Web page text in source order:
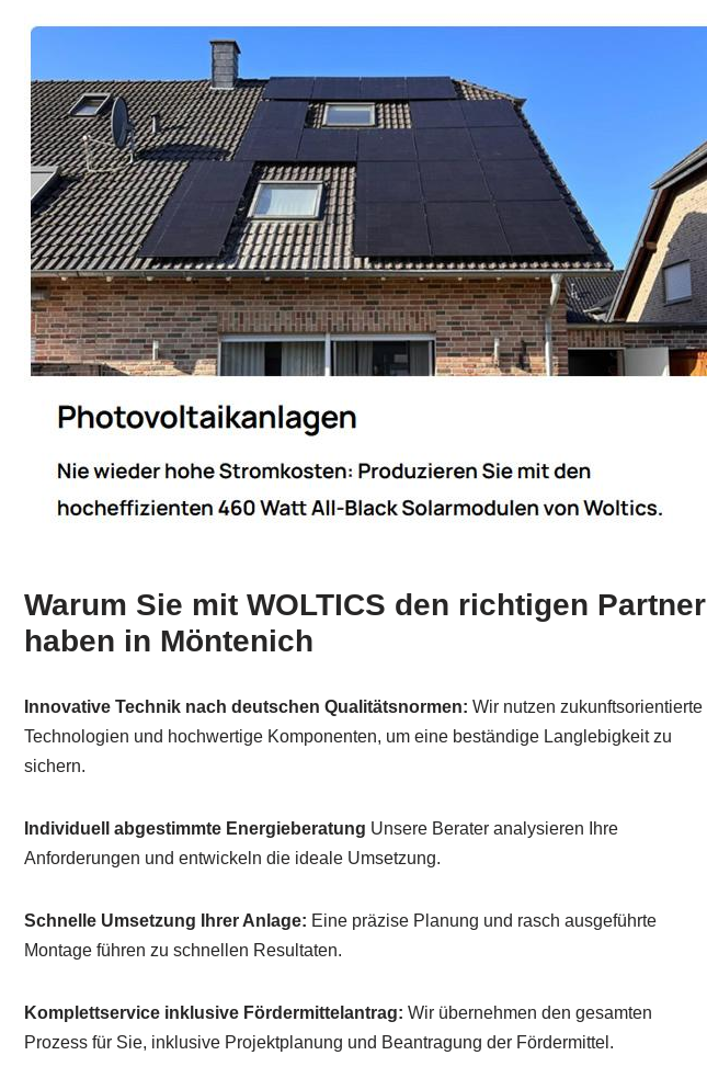
Warum Sie mit WOLTICS den richtigen Partner
haben in Möntenich
Innovative Technik nach deutschen Qualitätsnormen: Wir nutzen zukunftsorientierte
Technologien und hochwertige Komponenten, um eine beständige Langlebigkeit zu
sichern.
Individuell abgestimmte Energieberatung Unsere Berater analysieren Ihre
Anforderungen und entwickeln die ideale Umsetzung.
Schnelle Umsetzung Ihrer Anlage: Eine präzise Planung und rasch ausgeführte
Montage führen zu schnellen Resultaten.
Komplettservice inklusive Fördermittelantrag: Wir übernehmen den gesamten
Prozess für Sie, inklusive Projektplanung und Beantragung der Fördermittel.